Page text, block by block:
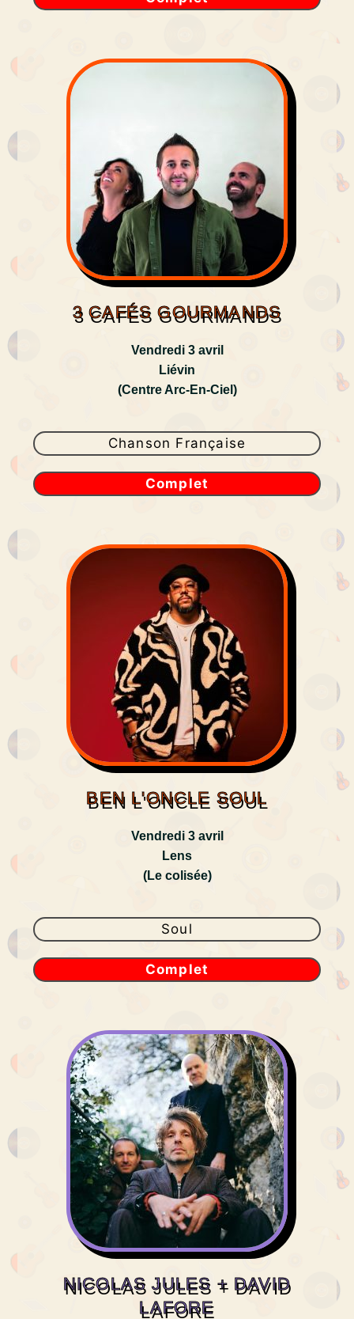
3 CAFÉS GOURMANDS
Vendredi 3 avril
Liévin
(Centre Arc-En-Ciel)
Chanson Française
Complet
BEN L'ONCLE SOUL
Vendredi 3 avril
Lens
(Le colisée)
Soul
Complet
NICOLAS JULES + DAVID
LAFORE